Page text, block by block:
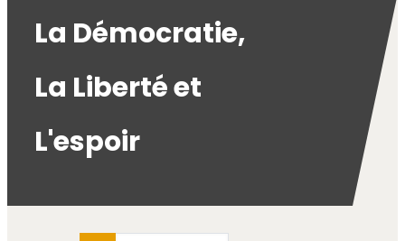
La Démocratie,
La Liberté et
L'espoir